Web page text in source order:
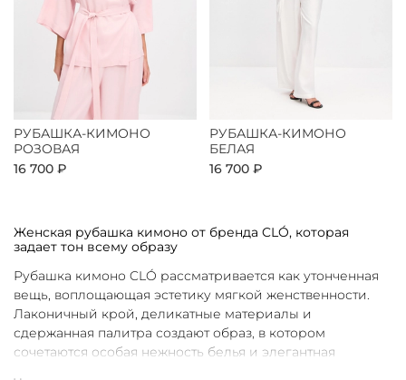
РУБАШКА-КИМОНО
РОЗОВАЯ
16 700 ₽
РУБАШКА-КИМОНО
БЕЛАЯ
16 700 ₽
Женская рубашка кимоно от бренда CLÓ, которая
задает тон всему образу
Рубашка кимоно CLÓ рассматривается как утонченная
вещь, воплощающая эстетику мягкой женственности.
Лаконичный крой, деликатные материалы и
сдержанная палитра создают образ, в котором
сочетаются особая нежность белья и элегантная